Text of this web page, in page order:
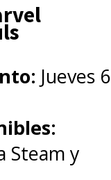
de
una
la Tierra
que
a
Jueves 6
Steam y